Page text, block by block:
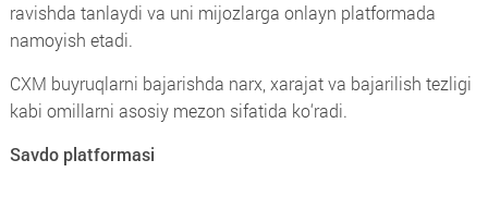
ravishda tanlaydi va uni mijozlarga onlayn platformada
namoyish etadi.
CXM buyruqlarni bajarishda narx, xarajatva bajarilish tezligi
kabi omillarni asosiy mezon sifatida ko‘radi.
Savdo platformasi